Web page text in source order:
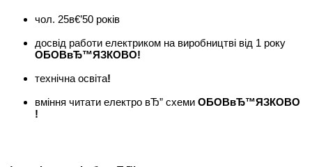
чол. 25в€’50 років
досвід работи електриком на виробництві від 1 року
ОБОВвЂ™ЯЗКОВО!
технічна освіта!
вміння читати електро вЂ” схеми ОБОВвЂ™ЯЗКОВО
!